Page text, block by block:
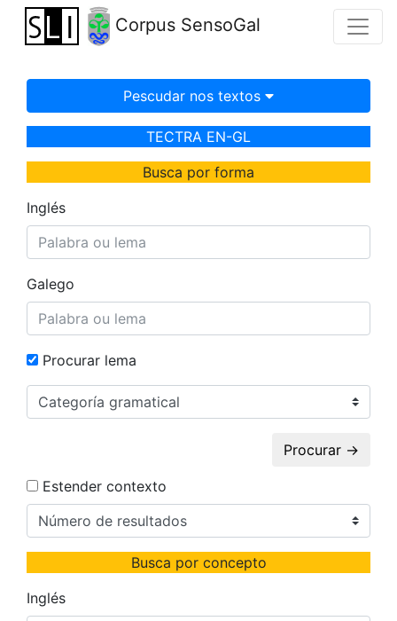
Corpus SensoGal
Pescudar nos textos
TECTRA EN-GL
Busca por forma
Inglés
Galego
Procurar lema
Procurar →
Estender contexto
Busca por concepto
Inglés